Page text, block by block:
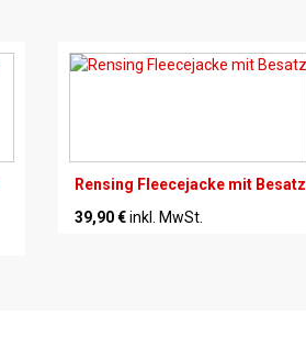
Rensing Fleecejacke mit Besatz
39,90 € inkl. MwSt.